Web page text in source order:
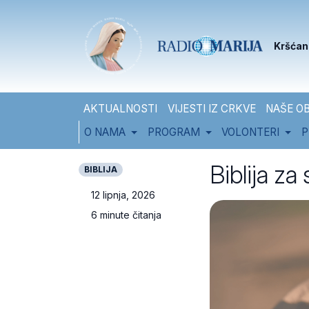
AKTUALNOSTI VIJESTI IZ CRKVE
NAŠE
O NAMA
PROGRAM VOLONTERI
BIBLIJA
12 lipnja, 2026
6 minute čitanja
Biblija za